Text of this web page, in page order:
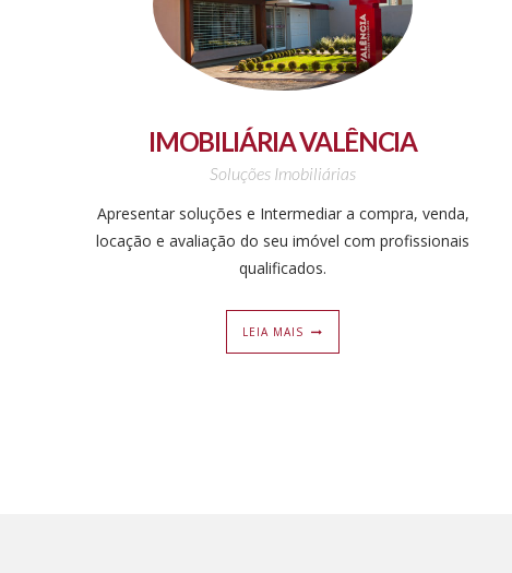
IMOBILIÁRIA VALÊNCIA
Soluções Imobiliárias
Apresentar soluções e Intermediar a compra, venda,
locação e avaliação do seu imóvel com profissionais
qualificados.
LEIA MAIS